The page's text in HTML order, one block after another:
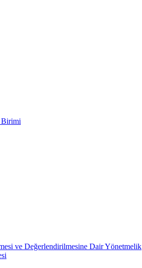
Birimi
ve Değerlendirilmesine Dair Yönetmelik